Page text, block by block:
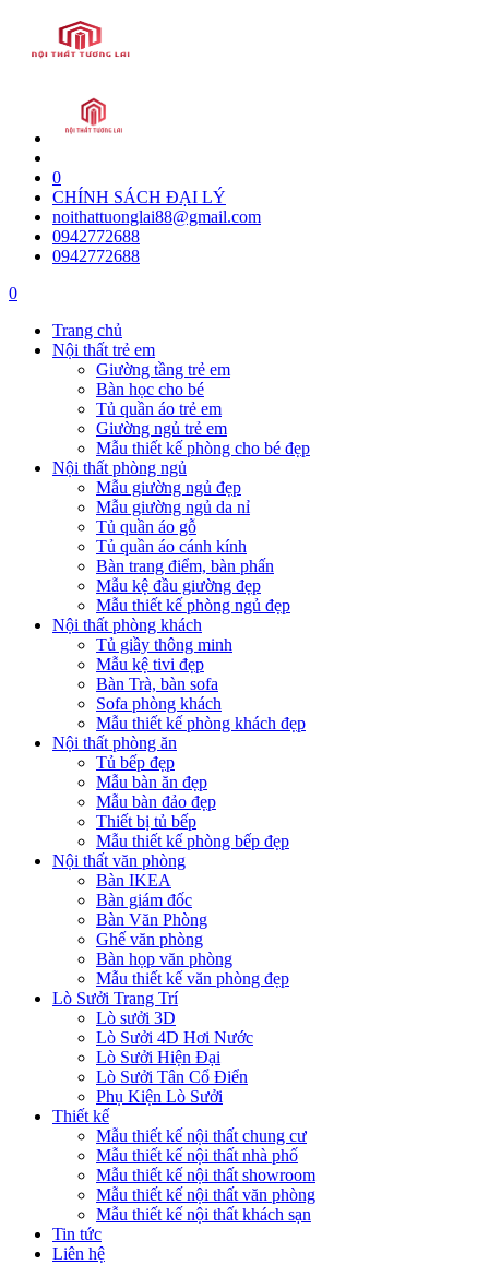
0
CHÍNH SÁCH ĐẠI LÝ
noithattuonglai88@gmail.com
0942772688
0942772688
0
Trang chủ
Nội thất trẻ em
Giường tầng trẻ em
Bàn học cho bé
Tủ quần áo trẻ em
Giường ngủ trẻ em
Mẫu thiết kế phòng cho bé đẹp
Nội thất phòng ngủ
Mẫu giường ngủ đẹp
Mẫu giường ngủ da nỉ
Tủ quần áo gỗ
Tủ quần áo cánh kính
Bàn trang điểm, bàn phấn
Mẫu kệ đầu giường đẹp
Mẫu thiết kế phòng ngủ đẹp
Nội thất phòng khách
Tủ giầy thông minh
Mẫu kệ tivi đẹp
Bàn Trà, bàn sofa
Sofa phòng khách
Mẫu thiết kế phòng khách đẹp
Nội thất phòng ăn
Tủ bếp đẹp
Mẫu bàn ăn đẹp
Mẫu bàn đảo đẹp
Thiết bị tủ bếp
Mẫu thiết kế phòng bếp đẹp
Nội thất văn phòng
Bàn IKEA
Bàn giám đốc
Bàn Văn Phòng
Ghế văn phòng
Bàn họp văn phòng
Mẫu thiết kế văn phòng đẹp
Lò Sưởi Trang Trí
Lò sưởi 3D
Lò Sưởi 4D Hơi Nước
Lò Sưởi Hiện Đại
Lò Sưởi Tân Cổ Điển
Phụ Kiện Lò Sưởi
Thiết kế
Mẫu thiết kế nội thất chung cư
Mẫu thiết kế nội thất nhà phố
Mẫu thiết kế nội thất showroom
Mẫu thiết kế nội thất văn phòng
Mẫu thiết kế nội thất khách sạn
Tin tức
Liên hệ